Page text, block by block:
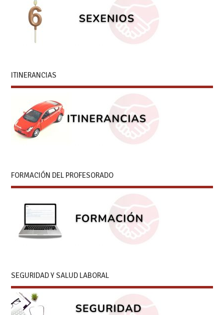
ITINERANCIAS
FORMACIÓN DEL PROFESORADO
SEGURIDAD Y SALUD LABORAL